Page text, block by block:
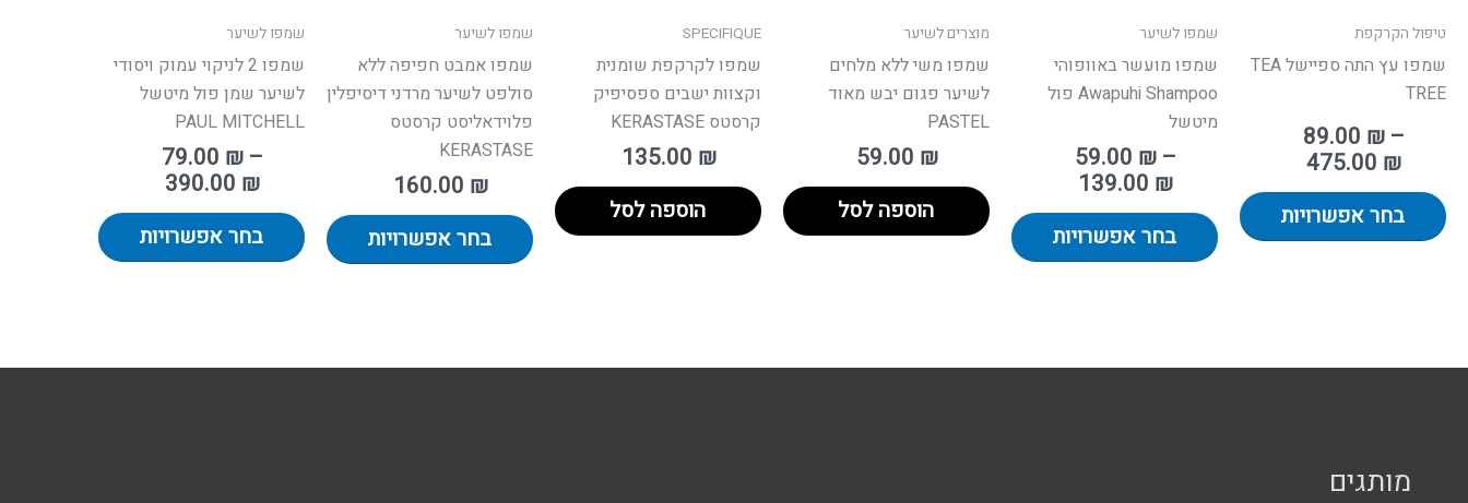
טיפול הקרקפת
שמפו עץ התה ספיישל TEA
TREE
89.00 ₪–
475.00 ₪
בחר אפשרויות
בעמוד
המוצר
שמפו לשיער
שמפו מועשר באוופוהי
Awapuhi Shampoo פול
מיטשל
59.00 ₪–
139.00 ₪
בחר אפשרויות
בעמוד
המוצר
מוצרים לשיער
שמפו משי ללא מלחים
לשיער פגום יבש מאוד
PASTEL
59.00 ₪
הוספה לסל
SPECIFIQUE
שמפו לקרקפת שומנית
וקצוות ישבים ספסיפיק
קרסטס KERASTASE
135.00 ₪
הוספה לסל
שמפו לשיער
שמפו אמבט חפיפה ללא
סולפט לשיער מרדני דיסיפלין
פלוידאליסט קרסטס
KERASTASE
160.00 ₪
בחר אפשרויות
בעמוד
המוצר
שמפו לשיער
שמפו 2 לניקוי עמוק ויסודי
לשיער שמן פול מיטשל
PAUL MITCHELL
79.00 ₪–
390.00 ₪
בחר אפשרויות
מותגים